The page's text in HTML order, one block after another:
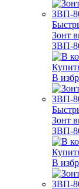
Зонт
ЗВП-
В
Зонт
ЗВП-
В